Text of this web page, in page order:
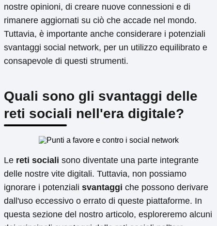
nostre opinioni, di creare nuove connessioni e di
rimanere aggiornati su ciò che accade nel mondo.
Tuttavia, è importante anche considerare i potenziali
svantaggi social network, per un utilizzo equilibrato e
consapevole di questi strumenti.
Quali sono gli svantaggi delle
reti sociali nell'era digitale?
Le reti sociali sono diventate una parte integrante
delle nostre vite digitali. Tuttavia, non possiamo
ignorare i potenziali svantaggi che possono derivare
dall'uso eccessivo o errato di queste piattaforme. In
questa sezione del nostro articolo, esploreremo alcuni